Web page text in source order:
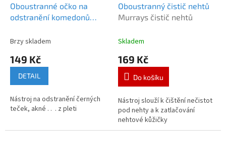
Oboustranné očko na
odstranění komedonů
Brzy skladem
149 Kč
DETAIL
Nástroj na odstranění černých
teček, akné . . . z pleti
Oboustranný čistič nehtů
Murrays čistič nehtů
Skladem
169 Kč
Do košíku
Nástroj slouží k čištění nečistot
pod nehty a k zatlačování
nehtové kůžičky